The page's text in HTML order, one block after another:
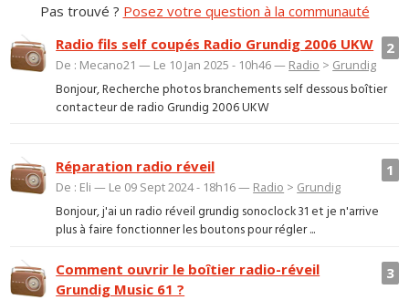
Pas trouvé ? Posez votre question à la communauté
2
Radio fils self coupés Radio Grundig 2006 UKW
De : Mecano21 — Le 10 Jan 2025 - 10h46 — Radio > Grundig
Bonjour, Recherche photos branchements self dessous boîtier
contacteur de radio Grundig 2006 UKW
1
Réparation radio réveil
De : Eli — Le 09 Sept 2024 - 18h16 — Radio > Grundig
Bonjour, j'ai un radio réveil grundig sonoclock 31 et je n'arrive
plus à faire fonctionner les boutons pour régler ...
3
Comment ouvrir le boîtier radio-réveil
Grundig Music 61 ?